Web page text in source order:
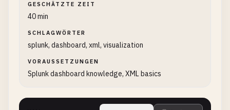
GESCHÄTZTE ZEIT
40 min
SCHLAGWÖRTER
splunk, dashboard, xml, visualization
VORAUSSETZUNGEN
Splunk dashboard knowledge, XML basics